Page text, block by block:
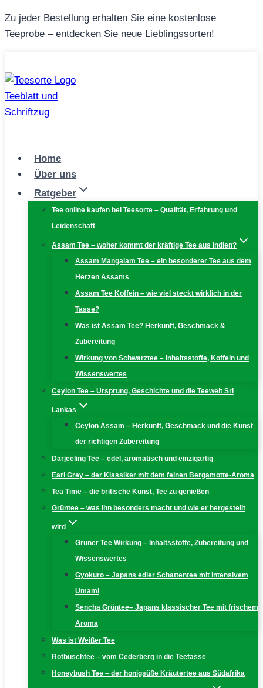
Zum
Inhalt
Zu jeder Bestellung erhalten Sie eine kostenlose
Teeprobe – entdecken Sie neue Lieblingssorten!
Home
Über uns
Ratgeber
Tee online kaufen bei Teesorte – Qualität, Erfahrung und
Leidenschaft
Assam Tee – woher kommt der kräftige Tee aus Indien?
Assam Mangalam Tee – ein besonderer Tee aus dem
Herzen Assams
Assam Tee Koffein – wie viel steckt wirklich in der
Tasse?
Was ist Assam Tee? Herkunft, Geschmack &
Zubereitung
Wirkung von Schwarztee – Inhaltsstoffe, Koffein und
Wissenswertes
Ceylon Tee – Ursprung, Geschichte und die Teewelt Sri
Lankas
Ceylon Assam – Herkunft, Geschmack und die Kunst
der richtigen Zubereitung
Darjeeling Tee – edel, aromatisch und einzigartig
Earl Grey – der Klassiker mit dem feinen Bergamotte-Aroma
Tea Time – die britische Kunst, Tee zu genießen
Grüntee – was ihn besonders macht und wie er hergestellt
wird
Grüner Tee Wirkung – Inhaltsstoffe, Zubereitung und
Wissenswertes
Gyokuro – Japans edler Schattentee mit intensivem
Umami
Sencha Grüntee– Japans klassischer Tee mit frischem
Aroma
Was ist Weißer Tee
Rotbuschtee – vom Cederberg in die Teetasse
Honeybush Tee – der honigsüße Kräutertee aus Südafrika